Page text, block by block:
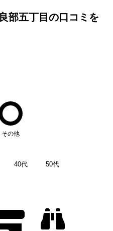
部五丁目 の口コミを
その他
40代 50代